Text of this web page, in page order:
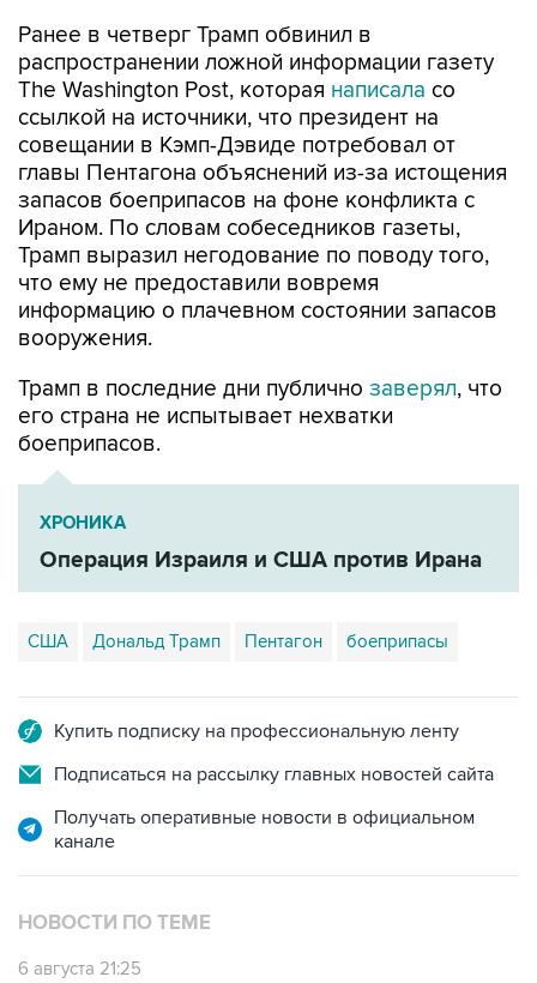
Ранее в четверг Трамп обвинил в
распространении ложной информации газету
The Washington Post, которая написала со
ссылкой на источники, что президент на
совещании в Кэмп-Дэвиде потребовал от
главы Пентагона объяснений из-за истощения
запасов боеприпасов на фоне конфликта с
Ираном. По словам собеседников газеты,
Трамп выразил негодование по поводу того,
что ему не предоставили вовремя
информацию о плачевном состоянии запасов
вооружения.
Трамп в последние дни публично заверял, что
его страна не испытывает нехватки
боеприпасов.
ХРОНИКА
Операция Израиля и США против Ирана
США Дональд Трамп Пентагон боеприпасы
Купить подписку на профессиональную ленту
Подписаться на рассылку главных новостей сайта
Получать оперативные новости в официальном
канале
НОВОСТИ ПО ТЕМЕ
6 августа 21:25